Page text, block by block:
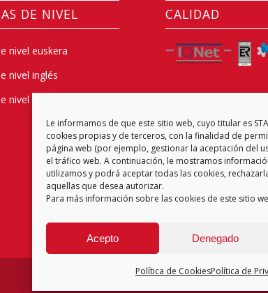
Le informamos de que este sitio web, cuyo titular es
cookies propias y de terceros, con la finalidad de
página web (por ejemplo, gestionar la aceptación del
el tráfico web. A continuación, le mostramos
utilizamos y podrá aceptar todas las cookies,
aquellas que desea autorizar.
Para más información sobre las cookies de este sitio
Acepto Denegado
Política de CookiesPolítica de
DE NIVEL
nivel euskera
nivel inglés
nivel alemán
CALIDAD
CENTRO
Política de Privacidad Aviso Legal Política de